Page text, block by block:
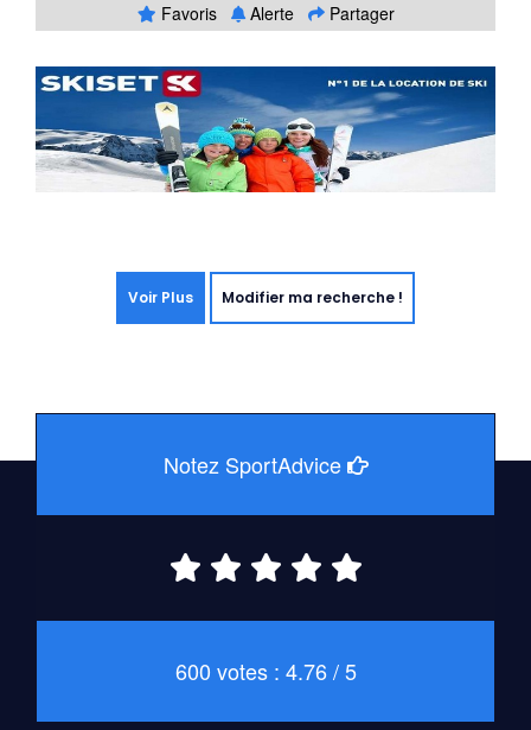
Favoris
Alerte Partager
Voir Plus Modifier ma recherche !
Notez SportAdvice
600 votes : 4.76 / 5